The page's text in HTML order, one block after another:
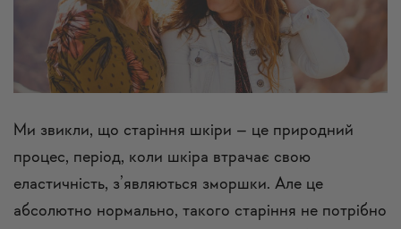
Ми звикли, що старіння шкіри – це природний
процес, період, коли шкіра втрачає свою
еластичність, з’являються зморшки. Але це
абсолютно нормально, такого старіння не потрібно